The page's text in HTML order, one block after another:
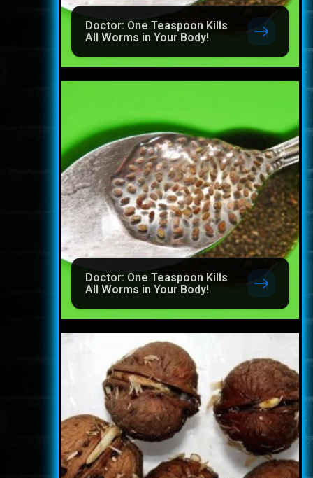
Doctor: One Teaspoon Kills
All Worms in Your Body!
Doctor: One Teaspoon Kills
All Worms in Your Body!